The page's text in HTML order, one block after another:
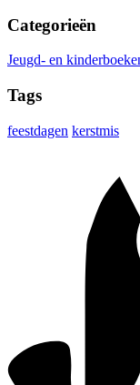
Categorieën
Jeugd- en
Tags
feestdagen kerstmis